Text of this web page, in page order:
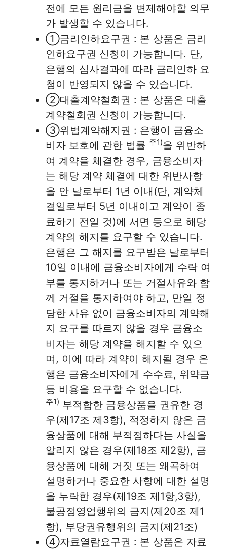
전에 모든 원리금을 변제해야할 의무
가 발생할 수 있습니다.
①금리인하요구권 : 본 상품은 금리
인하요구권 신청이 가능합니다. 단,
은행의 심사결과에 따라 금리인하 요
청이 반영되지 않을 수 있습니다.
②대출계약철회권 : 본 상품은 대출
계약철회권 신청이 가능합니다.
③위법계약해지권 : 은행이 금융소
비자 보호에 관한 법률 주1)을 위반하
여 계약을 체결한 경우, 금융소비자
는 해당 계약 체결에 대한 위반사항
을 안 날로부터 1년 이내(단, 계약체
결일로부터 5년 이내이고 계약이 종
료하기 전일 것)에 서면 등으로 해당
계약의 해지를 요구할 수 있습니다.
은행은 그 해지를 요구받은 날로부터
10일 이내에 금융소비자에게 수락 여
부를 통지하거나 또는 거절사유와 함
께 거절을 통지하여야 하고, 만일 정
당한 사유 없이 금융소비자의 계약해
지 요구를 따르지 않을 경우 금융소
비자는 해당 계약을 해지할 수 있으
며, 이에 따라 계약이 해지될 경우 은
행은 금융소비자에게 수수료, 위약금
등 비용을 요구할 수 없습니다.
주1) 부적합한 금융상품을 권유한 경
우(제17조 제3항), 적정하지 않은 금
융상품에 대해 부적정하다는 사실을
알리지 않은 경우(제18조 제2항), 금
융상품에 대해 거짓 또는 왜곡하여
설명하거나 중요한 사항에 대한 설명
을 누락한 경우(제19조 제1항,3항),
불공정영업행위의 금지(제20조 제1
항), 부당권유행위의 금지(제21조)
④자료열람요구권 : 본 상품은 자료